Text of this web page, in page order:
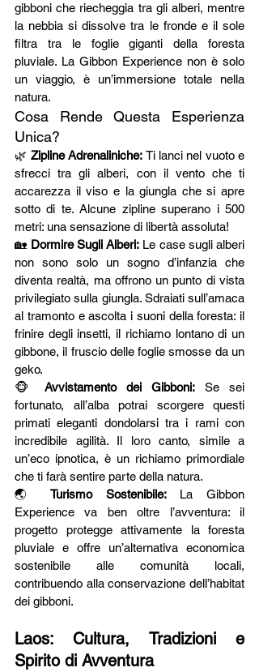
gibboni che riecheggia tra gli alberi, mentre
la nebbia si dissolve tra le fronde e il sole
filtra tra le foglie giganti della foresta
pluviale. La Gibbon Experience non è solo
un viaggio, è un’immersione totale nella
natura.
Cosa Rende Questa Esperienza
Unica?
🌿 Zipline Adrenaliniche: Ti lanci nel vuoto e
sfrecci tra gli alberi, con il vento che ti
accarezza il viso e la giungla che si apre
sotto di te. Alcune zipline superano i 500
metri: una sensazione di libertà assoluta!
🏡 Dormire Sugli Alberi: Le case sugli alberi
non sono solo un sogno d’infanzia che
diventa realtà, ma offrono un punto di vista
privilegiato sulla giungla. Sdraiati sull’amaca
al tramonto e ascolta i suoni della foresta: il
frinire degli insetti, il richiamo lontano di un
gibbone, il fruscio delle foglie smosse da un
geko.
🐵 Avvistamento dei Gibboni: Se sei
fortunato, all’alba potrai scorgere questi
primati eleganti dondolarsi tra i rami con
incredibile agilità. Il loro canto, simile a
un’eco ipnotica, è un richiamo primordiale
che ti farà sentire parte della natura.
🌏 Turismo Sostenibile: La Gibbon
Experience va ben oltre l’avventura: il
progetto protegge attivamente la foresta
pluviale e offre un’alternativa economica
sostenibile alle comunità locali,
contribuendo alla conservazione dell’habitat
dei gibboni.
Laos: Cultura, Tradizioni e
Spirito di Avventura